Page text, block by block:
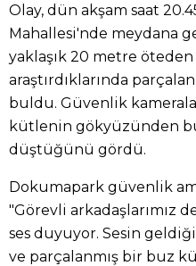
Olay, dün akşam saat
Mahallesi'nde meydana
yaklaşık 20 metre
araştırdıklarında
buldu. Güvenlik
kütlenin gökyüzünden
düştüğünü gördü.
Dokumapark güvenlik
"Görevli arkadaşlarımız
ses duyuyor. Sesin
ve parçalanmış bir buz